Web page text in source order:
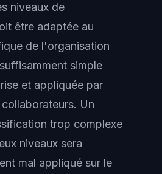
niveaux de
être adaptée au
de l'organisation
simple
et appliquée par
Un
trop complexe
niveaux sera
mal appliqué sur le